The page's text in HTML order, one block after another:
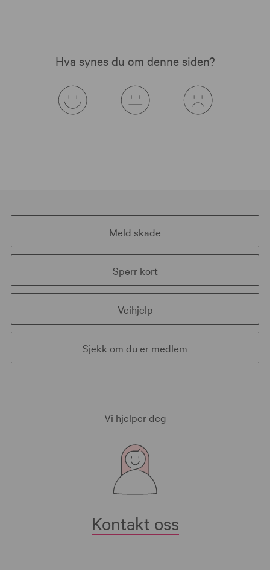
Hva synes du om denne siden?
Meld skade
Sperr kort
Veihjelp
Sjekk om du er medlem
Vi hjelper deg
Kontakt oss